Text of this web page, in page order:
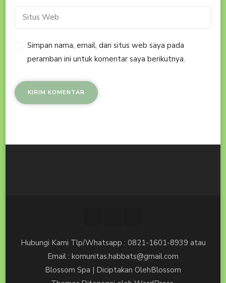
Simpan nama, email, dan situs web saya pada
peramban ini untuk komentar saya berikutnya.
Hubungi Kami Tlp/Whatsapp : 0821-1601-8939 atau
Email : komunitas.habbats@gmail.com
Blossom Spa | Diciptakan OlehBlossom